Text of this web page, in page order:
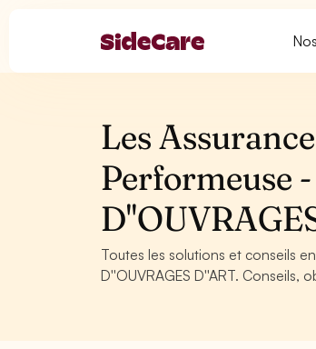
Les
Performeuse
Toutes les solutions et conseils
D''OUVRAGES D''ART. Conseils,